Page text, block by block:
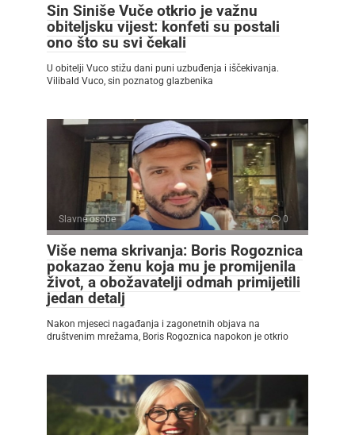
Sin Siniše Vuče otkrio je važnu
obiteljsku vijest: konfeti su postali
ono što su svi čekali
U obitelji Vuco stižu dani puni uzbuđenja i iščekivanja.
Vilibald Vuco, sin poznatog glazbenika
Slavne osobe 0
Više nema skrivanja: Boris Rogoznica
pokazao ženu koja mu je promijenila
život, a obožavatelji odmah primijetili
jedan detalj
Nakon mjeseci nagađanja i zagonetnih objava na
društvenim mrežama, Boris Rogoznica napokon je otkrio